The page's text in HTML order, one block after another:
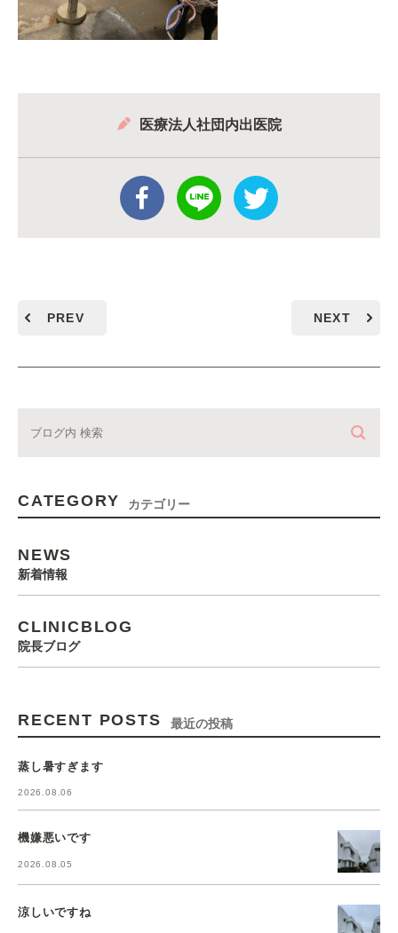
医療法人社団内出医院
PREV NEXT
CATEGORY カテゴリー
NEWS
新着情報
CLINICBLOG
院長ブログ
RECENT POSTS 最近の投稿
蒸し暑すぎます
2026.08.06
機嫌悪いです
2026.08.05
涼しいですね